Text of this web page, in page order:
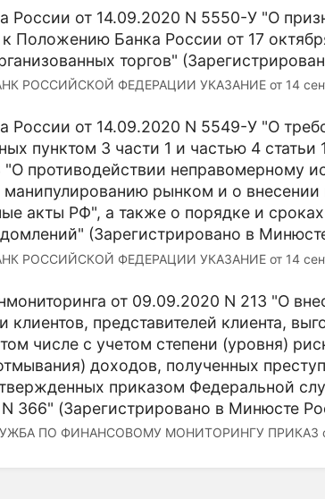
России от 14.09.2020 N 5550-У "О
Положению Банка России от 17
торгов"
РОССИЙСКОЙ ФЕДЕРАЦИИ УКАЗАНИЕ от 14
России от 14.09.2020 N 5549-У "О
пунктом 3 части 1 и частью 4
противодействии неправомерному
рынком и о внесении
акты РФ", а также о порядке и
(Зарегистрировано в
РОССИЙСКОЙ ФЕДЕРАЦИИ УКАЗАНИЕ от 14
от 09.09.2020 N 213 "О
клиентов, представителей клиента,
числе с учетом степени (уровня)
доходов, полученных
приказом Федеральной
N 366" (Зарегистрировано в Минюсте
ПО ФИНАНСОВОМУ МОНИТОРИНГУ ПРИКАЗ от